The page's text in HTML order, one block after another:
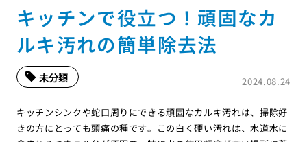
キッチンで役立つ！頑固なカ
ルキ汚れの簡単除去法
2024.08.24
未分類
キッチンシンクや蛇口周りにできる頑固なカルキ汚れは、掃除好
きの方にとっても頭痛の種です。この白く硬い汚れは、水道水に